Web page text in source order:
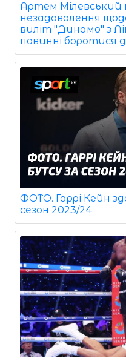
Артем Мілевський
незадоволення
виліт "Динамо" з
повинні боротися
ФОТО. Гаррі Кейн
сезон 2023/24